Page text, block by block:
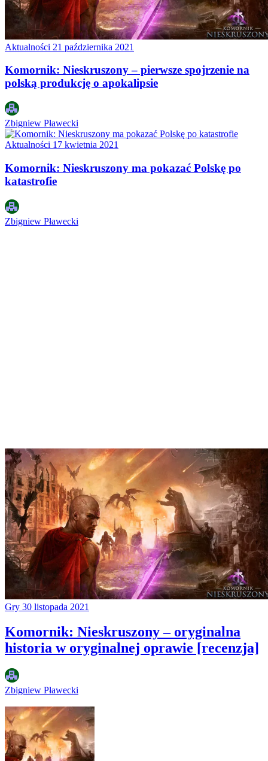
Aktualności 21 października 2021
Komornik: Nieskruszony – pierwsze spojrzenie na
polską produkcję o apokalipsie
Zbigniew Pławecki
Aktualności 17 kwietnia 2021
Komornik: Nieskruszony ma pokazać Polskę po
katastrofie
Zbigniew Pławecki
Gry 30 listopada 2021
Komornik: Nieskruszony – oryginalna
historia w oryginalnej oprawie [recenzja]
Zbigniew Pławecki